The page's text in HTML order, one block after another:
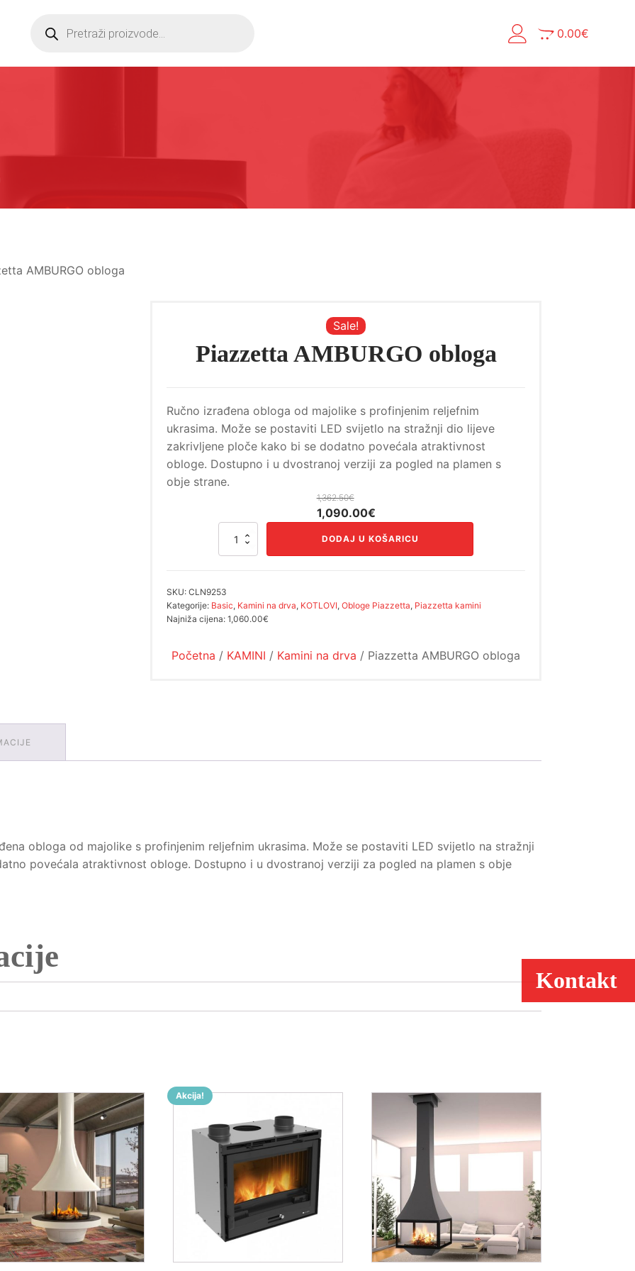
Products
search
0.00€
AMBURGO obloga
Sale!
Piazzetta AMBURGO obloga
Ručno izrađena obloga od majolike s profinjenim reljefnim
ukrasima. Može se postaviti LED svijetlo na stražnji dio lijeve
zakrivljene ploče kako bi se dodatno povećala atraktivnost
obloge. Dostupno i u dvostranoj verziji za pogled na plamen s
obje strane.
1,362.50€
Izvorna
1,090.00€Trenutna
cijena
Piazzetta
DODAJ U KOŠARICU
SKU:CLN9253
Kategorije: Basic, Kamini na drva, KOTLOVI,Obloge Piazzetta, Piazzetta kamini
Najniža cijena:1,060.00€
Početna / KAMINI / Kamini na drva / Piazzetta AMBURGO obloga
obloga od majolike s profinjenim reljefnim ukrasima. Može se postaviti LED svijetlo na stražnji
povećala atraktivnost obloge. Dostupno i u dvostranoj verziji za pogled na plamen s obje
Akcija!
Kontakt